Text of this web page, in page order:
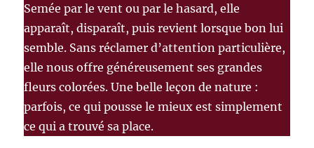
Semée par le vent ou par le hasard, elle
apparaît, disparaît, puis revient lorsque bon lui
semble. Sans réclamer d’attention particulière,
elle nous offre généreusement ses grandes
fleurs colorées. Une belle leçon de nature :
parfois, ce qui pousse le mieux est simplement
ce qui a trouvé sa place.